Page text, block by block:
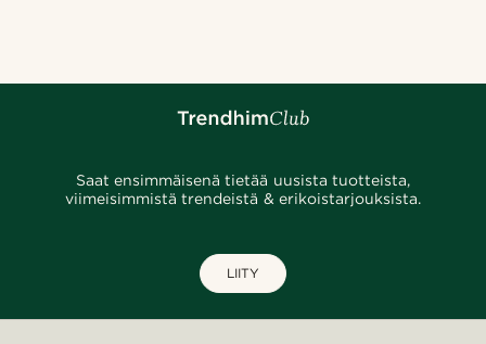
Saat ensimmäisenä tietää uusista tuotteista,
viimeisimmistä trendeistä & erikoistarjouksista.
LIITY